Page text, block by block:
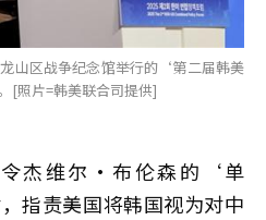
山区战争纪念馆举行的‘第二届韩美
[照片=韩美联合司提供]
杰维尔·布伦森的‘单
指责美国将韩国视为对中